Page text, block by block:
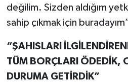
değilim. Sizden aldığım
sahip çıkmak için
“ŞAHISLARI
TÜM BORÇLARI ÖDEDİK,
DURUMA GETİRDİK”